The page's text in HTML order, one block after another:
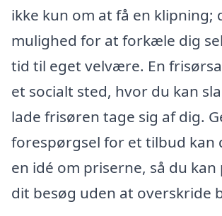
ikke kun om at få en klipning;
mulighed for at forkæle dig
tid til eget velvære. En
et socialt sted, hvor du kan
lade frisøren tage sig af dig.
forespørgsel for et tilbud kan
en idé om priserne, så du
dit besøg uden at overskride